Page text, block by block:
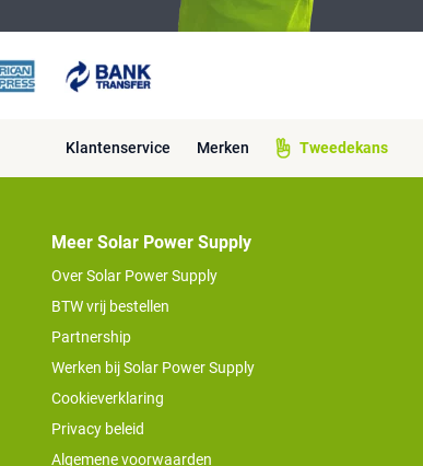
Klantenservice Merken Tweedekans
Meer Solar Power Supply
Over Solar Power Supply
BTW vrij bestellen
Partnership
Werken bij Solar Power Supply
Cookieverklaring
Privacy beleid
Algemene voorwaarden